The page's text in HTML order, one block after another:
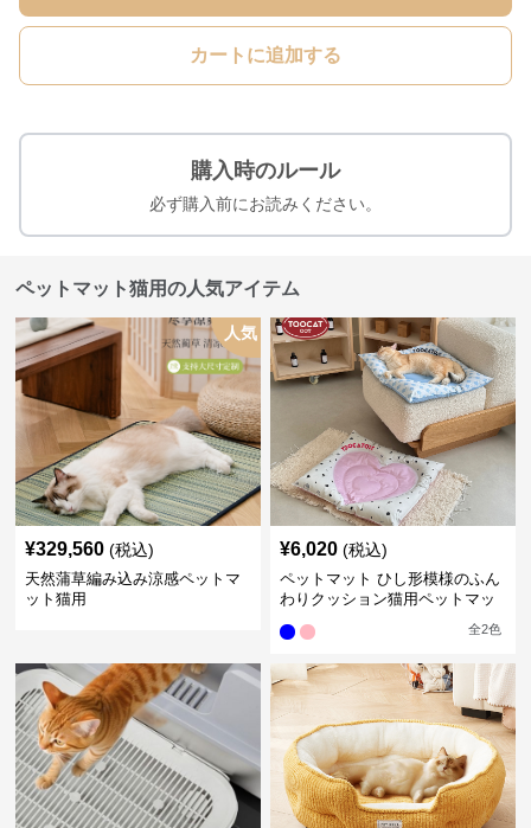
カートに追加する
購入時のルール
必ず購入前にお読みください。
ペットマット猫用の人気アイテム
人気
¥329,560 (税込)
天然蒲草編み込み涼感ペットマ
ット猫用
¥6,020 (税込)
ペットマット ひし形模様のふん
わりクッション猫用ペットマッ
全2色